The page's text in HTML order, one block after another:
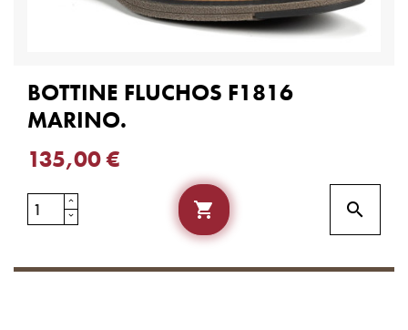
BOTTINE FLUCHOS F1816
MARINO.
135,00 €
 